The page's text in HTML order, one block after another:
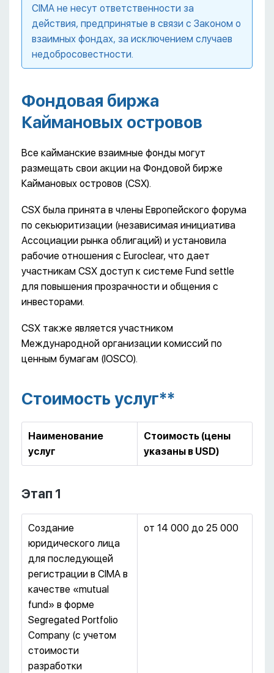
CIMA не несут ответственности за
действия, предпринятые в связи с Законом о
взаимных фондах, за исключением случаев
недобросовестности.
Фондовая биржа
Каймановых островов
Все кайманские взаимные фонды могут
размещать свои акции на Фондовой бирже
Каймановых островов (CSX).
CSX была принята в члены Европейского форума
по секьюритизации (независимая инициатива
Ассоциации рынка облигаций) и установила
рабочие отношения с Euroclear, что дает
участникам CSX доступ к системе Fund settle
для повышения прозрачности и общения с
инвесторами.
CSX также является участником
Международной организации комиссий по
ценным бумагам (IOSCO).
Стоимость услуг**
Наименование
услуг
Стоимость (цены
указаны в USD)
Этап 1
Создание
юридического лица
для последующей
регистрации в CIMA в
качестве «mutual
fund» в форме
Segregated Portfolio
Company (с учетом
стоимости
разработки
от 14 000 до 25 000